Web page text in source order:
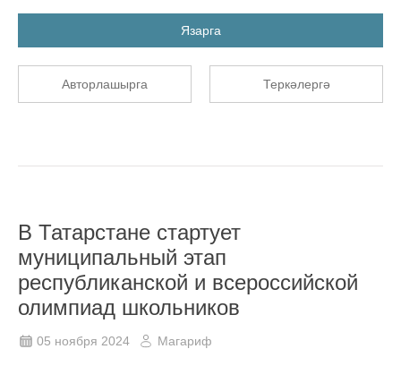
Язарга
Авторлашырга Теркәлергә
В Татарстане стартует
муниципальный этап
республиканской и всероссийской
олимпиад школьников
05 ноября 2024 Магариф